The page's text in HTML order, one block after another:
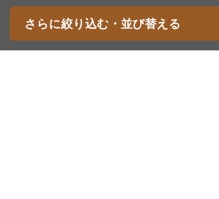
さらに絞り込む・並び替える